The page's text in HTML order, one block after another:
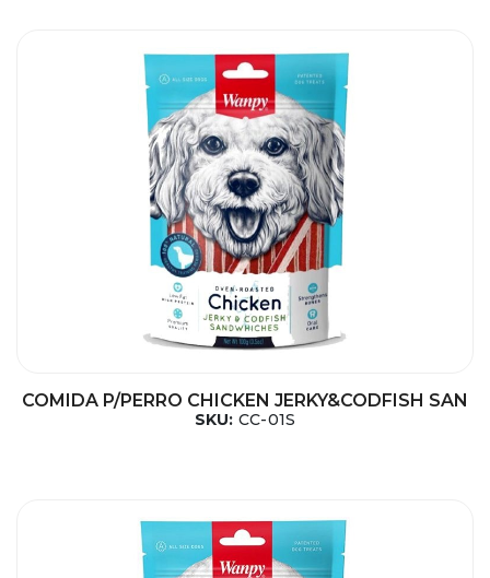
COMIDA P/PERRO CHICKEN JERKY&CODFISH SAN
SKU: CC-01S